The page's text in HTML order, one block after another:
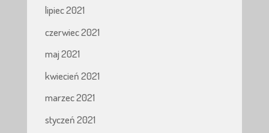
lipiec 2021
czerwiec 2021
maj 2021
kwiecień 2021
marzec 2021
styczeń 2021